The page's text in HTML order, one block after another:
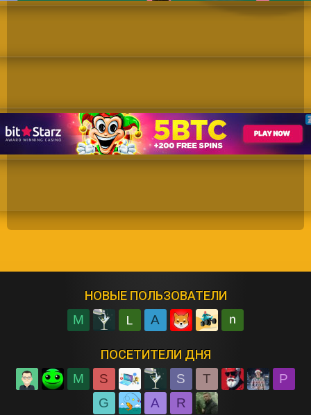
НОВЫЕ ПОЛЬЗОВАТЕЛИ
M A
ПОСЕТИТЕЛИ ДНЯ
M S S T
P
G
A R